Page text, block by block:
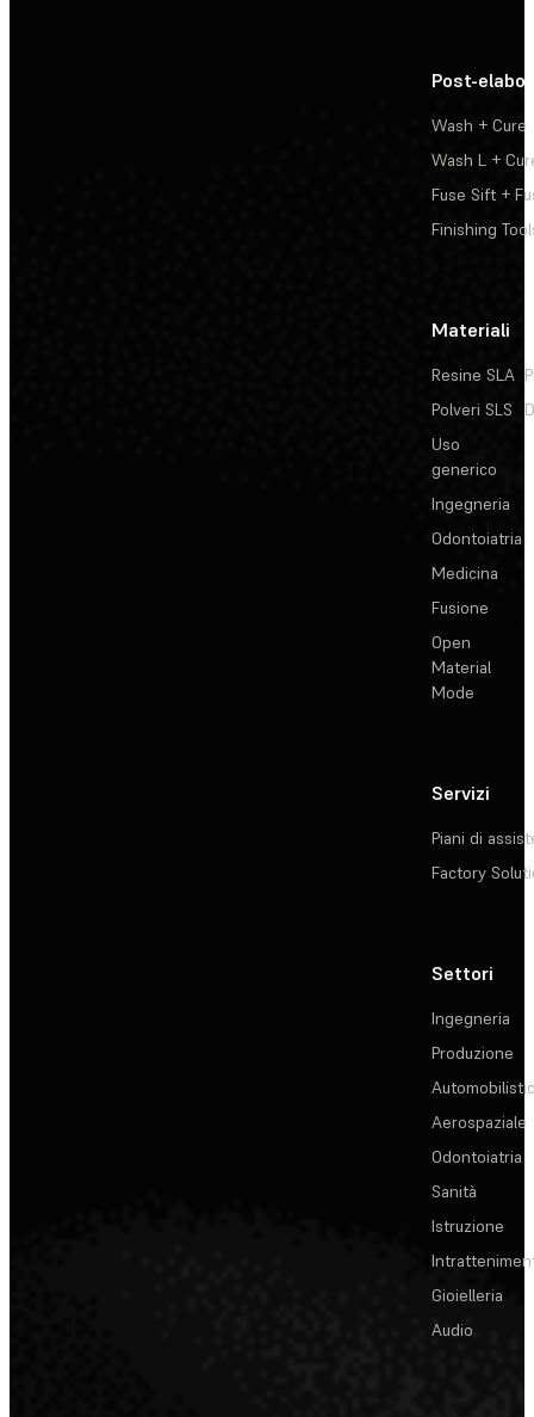
Post-
Wash + Cure
Wash L +
Fuse Sift +
Finishing
Materiali
Resine SLA
Polveri SLS
Uso
generico
Ingegneria
Odontoiatria
Medicina
Fusione
Open
Material
Mode
Servizi
Piani di
Factory
Settori
Ingegneria
Produzione
Aerospaziale
Odontoiatria
Sanità
Istruzione
Gioielleria
Audio